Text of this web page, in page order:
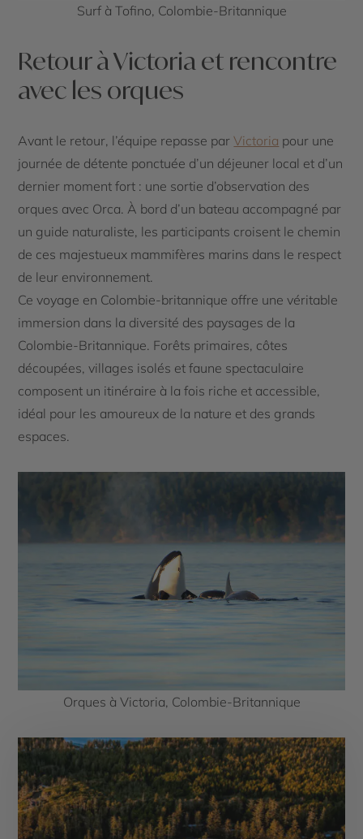
Surf à Tofino, Colombie-Britannique
Retour à Victoria et rencontre
avec les orques
Avant le retour, l’équipe repasse parVictoria pour une
journée de détente ponctuée d’un déjeuner local et d’un
dernier moment fort : une sortie d’observation des
orques avec Orca. À bord d’un bateau accompagné par
un guide naturaliste, les participants croisent le chemin
de ces majestueux mammifères marins dans le respect
de leur environnement.
Ce voyage en Colombie-britannique offre une véritable
immersion dans la diversité des paysages de la
Colombie-Britannique. Forêts primaires, côtes
découpées, villages isolés et faune spectaculaire
composent un itinéraire à la fois riche et accessible,
idéal pour les amoureux de la nature et des grands
espaces.
Orques à Victoria, Colombie-Britannique